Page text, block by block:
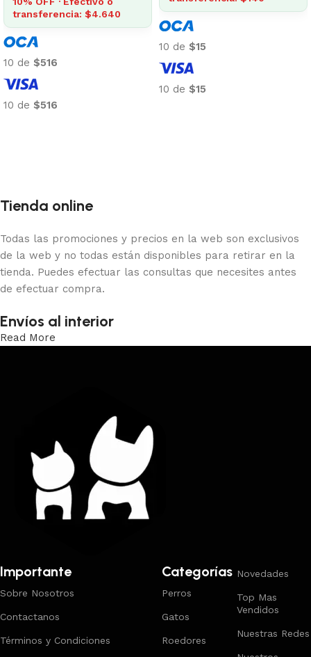
transferencia: $4.640
10 de $516
10 de $516
10 de $15
10 de $15
Tienda online
Todas las promociones y precios en la web son exclusivos
de la web y no todas están disponibles para retirar en la
tienda. Puedes efectuar las consultas que necesites antes
de efectuar compra.
Envíos al interior
Read More
Importante
Sobre Nosotros
Contactanos
Términos y Condiciones
Categorías
Perros
Gatos
Roedores
Novedades
Top Mas
Vendidos
Nuestras Redes